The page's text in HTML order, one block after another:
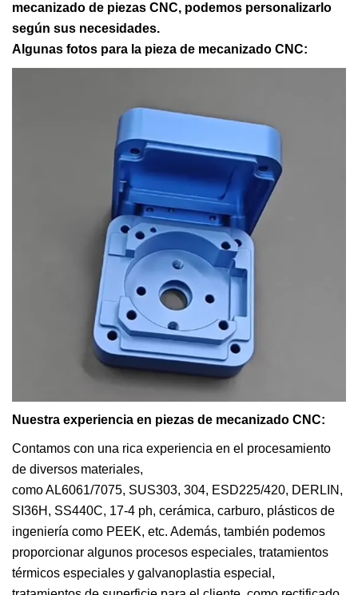
mecanizado de piezas CNC, podemos personalizarlo
según sus necesidades.
Algunas fotos para la pieza de mecanizado CNC:
Nuestra experiencia en piezas de mecanizado CNC:
Contamos con una rica experiencia en el procesamiento
de diversos materiales,
como AL6061/7075, SUS303, 304, ESD225/420, DERLIN,
SI36H, SS440C, 17-4 ph, cerámica, carburo, plásticos de
ingeniería como PEEK, etc. Además, también podemos
proporcionar algunos procesos especiales, tratamientos
térmicos especiales y galvanoplastia especial,